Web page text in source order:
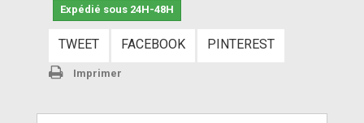
Expédié sous 24H-48H
TWEET FACEBOOK PINTEREST
Imprimer